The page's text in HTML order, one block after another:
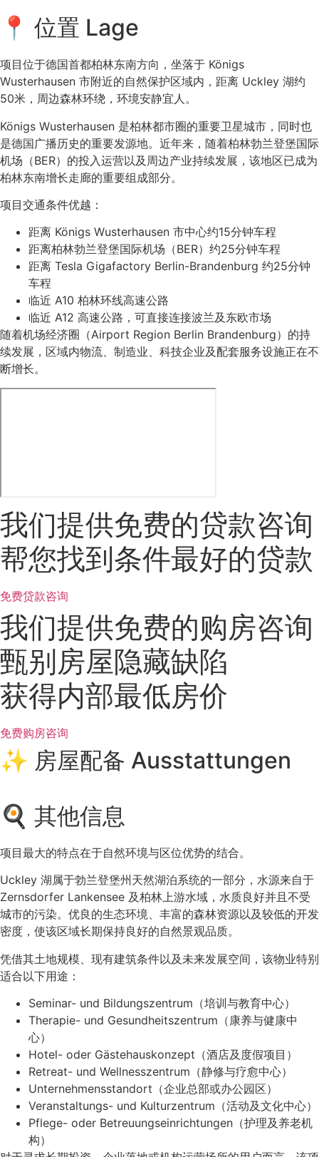
📍 位置 Lage
项目位于德国首都柏林东南方向，坐落于 Königs
Wusterhausen 市附近的自然保护区域内，距离 Uckley 湖约
50米，周边森林环绕，环境安静宜人。
Königs Wusterhausen 是柏林都市圈的重要卫星城市，同时也
是德国广播历史的重要发源地。近年来，随着柏林勃兰登堡国际
机场（BER）的投入运营以及周边产业持续发展，该地区已成为
柏林东南增长走廊的重要组成部分。
项目交通条件优越：
距离 Königs Wusterhausen 市中心约15分钟车程
距离柏林勃兰登堡国际机场（BER）约25分钟车程
距离 Tesla Gigafactory Berlin-Brandenburg 约25分钟
车程
临近 A10 柏林环线高速公路
临近 A12 高速公路，可直接连接波兰及东欧市场
随着机场经济圈（Airport Region Berlin Brandenburg）的持
续发展，区域内物流、制造业、科技企业及配套服务设施正在不
断增长。
我们提供免费的贷款咨询
帮您找到条件最好的贷款
免费贷款咨询
我们提供免费的购房咨询
甄别房屋隐藏缺陷
获得内部最低房价
免费购房咨询
✨ 房屋配备 Ausstattungen
🍳 其他信息
项目最大的特点在于自然环境与区位优势的结合。
Uckley 湖属于勃兰登堡州天然湖泊系统的一部分，水源来自于
Zernsdorfer Lankensee 及柏林上游水域，水质良好并且不受
城市的污染。优良的生态环境、丰富的森林资源以及较低的开发
密度，使该区域长期保持良好的自然景观品质。
凭借其土地规模、现有建筑条件以及未来发展空间，该物业特别
适合以下用途：
Seminar- und Bildungszentrum（培训与教育中心）
Therapie- und Gesundheitszentrum（康养与健康中
心）
Hotel- oder Gästehauskonzept（酒店及度假项目）
Retreat- und Wellnesszentrum（静修与疗愈中心）
Unternehmensstandort（企业总部或办公园区）
Veranstaltungs- und Kulturzentrum（活动及文化中心）
Pflege- oder Betreuungseinrichtungen（护理及养老机
构）